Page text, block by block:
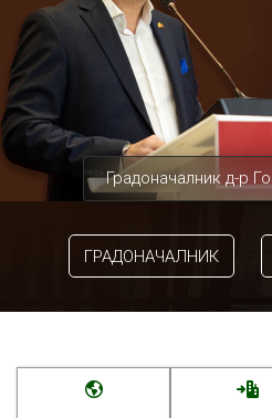
Градоначалник д-р
ГРАДОНАЧАЛНИК